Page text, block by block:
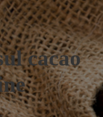
cacao